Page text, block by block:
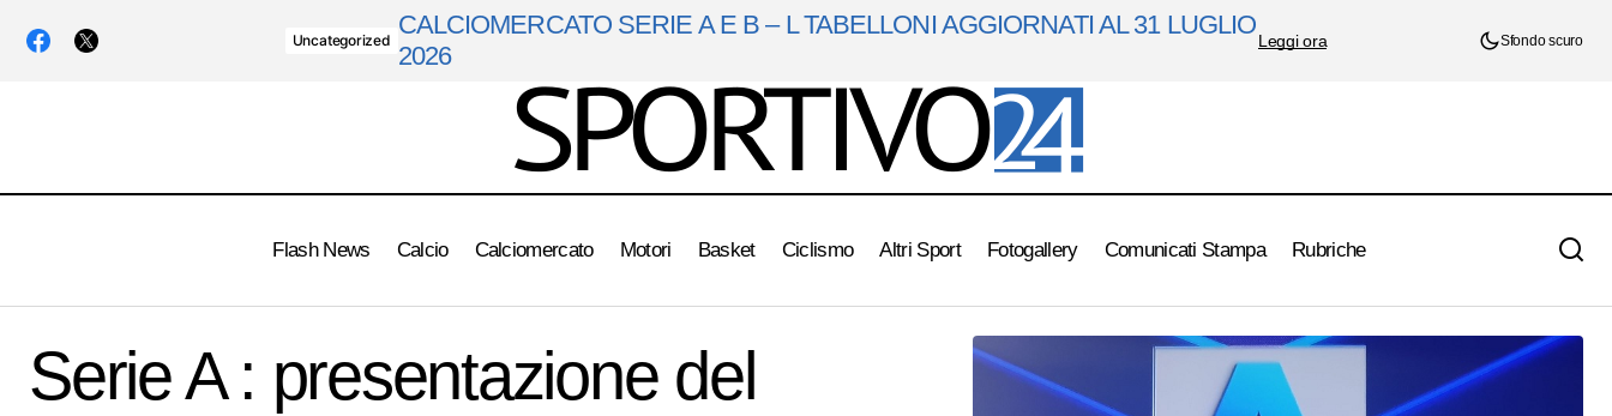
Uncategorized
CALCIOMERCATO SERIE A E B – L TABELLONI AGGIORNATI AL 31 LUGLIO
2026
Leggi ora Sfondo scuro
Flash News Calcio Calciomercato Motori Basket Ciclismo Altri Sport Fotogallery Comunicati Stampa Rubriche
Serie A : presentazione del calendario il 6 giugno
Roland Garros: Musetti agli ottavi. Battuto
Navone in quattro set
Serie A : presentazione del